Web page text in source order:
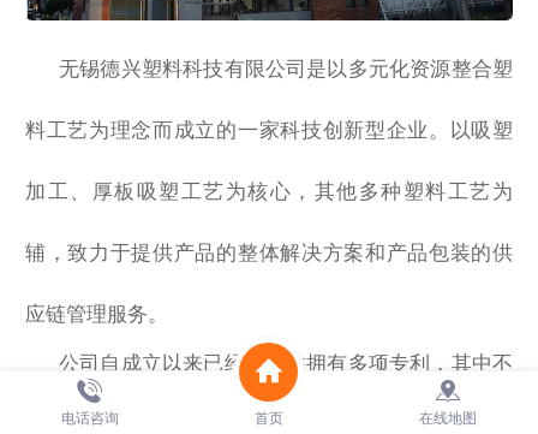
无锡德兴塑料科技有限公司是以多元化资源整合塑
料工艺为理念而成立的一家科技创新型企业。以吸塑
加工、厚板吸塑工艺为核心，其他多种塑料工艺为
辅，致力于提供产品的整体解决方案和产品包装的供
应链管理服务。
公司自成立以来已经申请并拥有多项专利，其中不
少专利产品还填补了目前市场上的空白，受到中外客
电话咨询 首页 在线地图